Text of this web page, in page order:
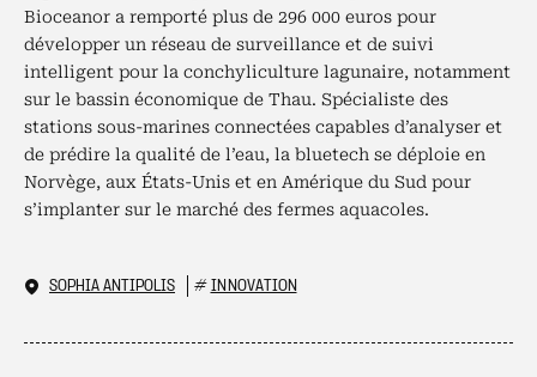
Bioceanor a remporté plus de 296 000 euros pour
développer un réseau de surveillance et de suivi
intelligent pour la conchyliculture lagunaire, notamment
sur le bassin économique de Thau. Spécialiste des
stations sous-marines connectées capables d’analyser et
de prédire la qualité de l’eau, la bluetech se déploie en
Norvège, aux États-Unis et en Amérique du Sud pour
s’implanter sur le marché des fermes aquacoles.
SOPHIA ANTIPOLIS # INNOVATION